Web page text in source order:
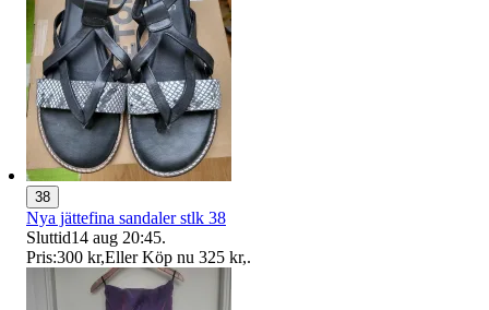
38
Nya jättefina sandaler stlk 38
Sluttid14 aug 20:45.
Pris:300 kr,Eller Köp nu 325 kr,.